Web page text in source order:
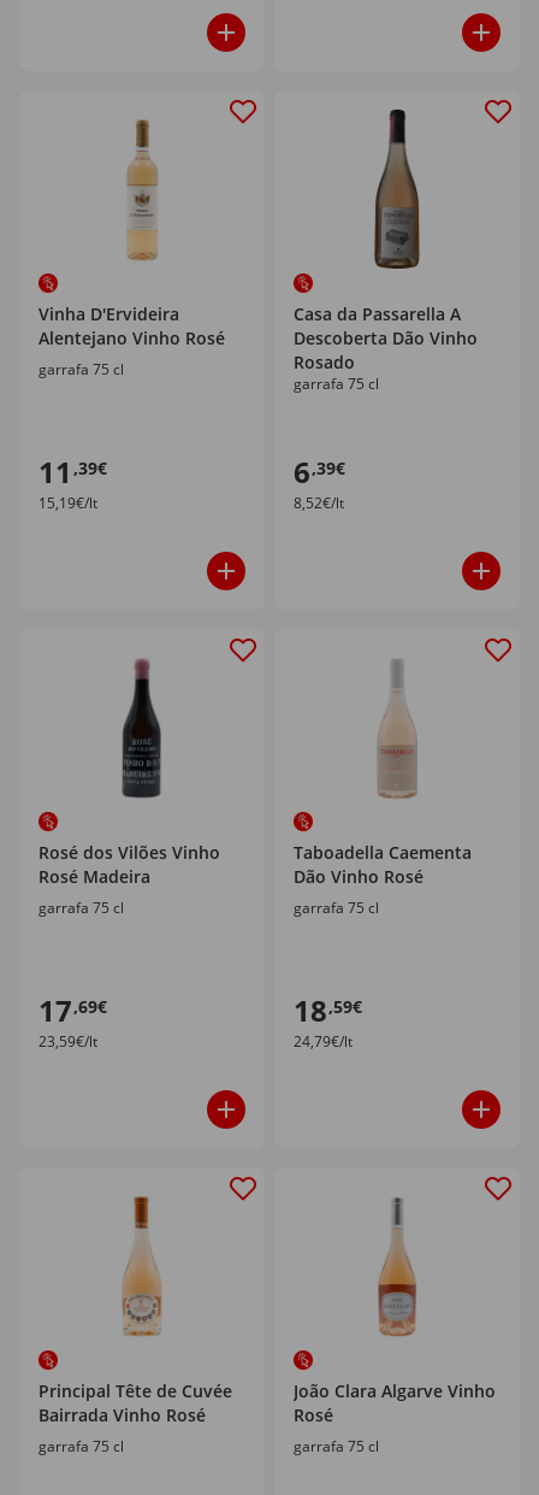
Vinha D'Ervideira
Alentejano Vinho Rosé
garrafa 75 cl
11 ,39€
15,19€/lt
Casa da Passarella A
Descoberta Dão Vinho
Rosado
garrafa 75 cl
6,39€
8,52€/lt
Rosé dos Vilões Vinho
Rosé Madeira
garrafa 75 cl
17,69€
23,59€/lt
Taboadella Caementa
Dão Vinho Rosé
garrafa 75 cl
18,59€
24,79€/lt
Principal Tête de Cuvée
Bairrada Vinho Rosé
garrafa 75 cl
João Clara Algarve Vinho
Rosé
garrafa 75 cl